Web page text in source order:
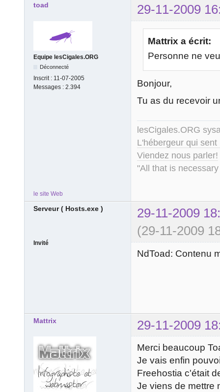
toad 29-11-2009
Equipe lesCigales.ORG
Déconnecté
Inscrit : 11-07-2005
Messages : 2.394
Mattrix a écrit:
Personne ne
Bonjour,
Tu as du recevoir
lesCigales.ORG
L'hébergeur qui
Viendez nous parler!
"All that is
le site Web
Serveur ( Hosts.exe )
29-11-2009
(29-11-2009
Invité
NdToad: Contenu
Mattrix 29-11-2009
Merci beaucoup
Je vais enfin
Freehostia c'était
Je viens de mettre